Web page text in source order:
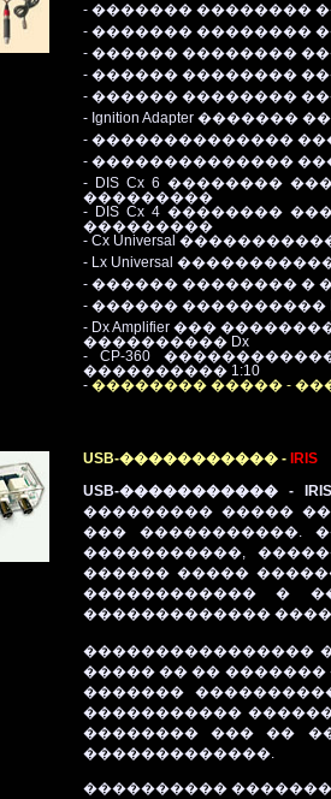
- ������� ��������
- ������� ��������
- ������ ��������
- ������ ��������
- ������ ��������
- Ignition Adapter �������
- ��������������
- ��������������
- DIS Cx 6 ��������
���������
- DIS Cx 4 ��������
���������
- Cx Universal �
- Lx Universal �
- ������ �������� �
- ������ ����������
- Dx Amplifier ���
���������� Dx
-CP-360
���������� 1:10
- �������� ����� -
USB-����������� - IRIS
USB-����������� - IRIS
��������� �����
��� �����������.
�����������,
������ �����
������������ �
�������������
����������������
����� �� ��
�������
�����������
�������� ��� ��
�������������.
���������� �������: